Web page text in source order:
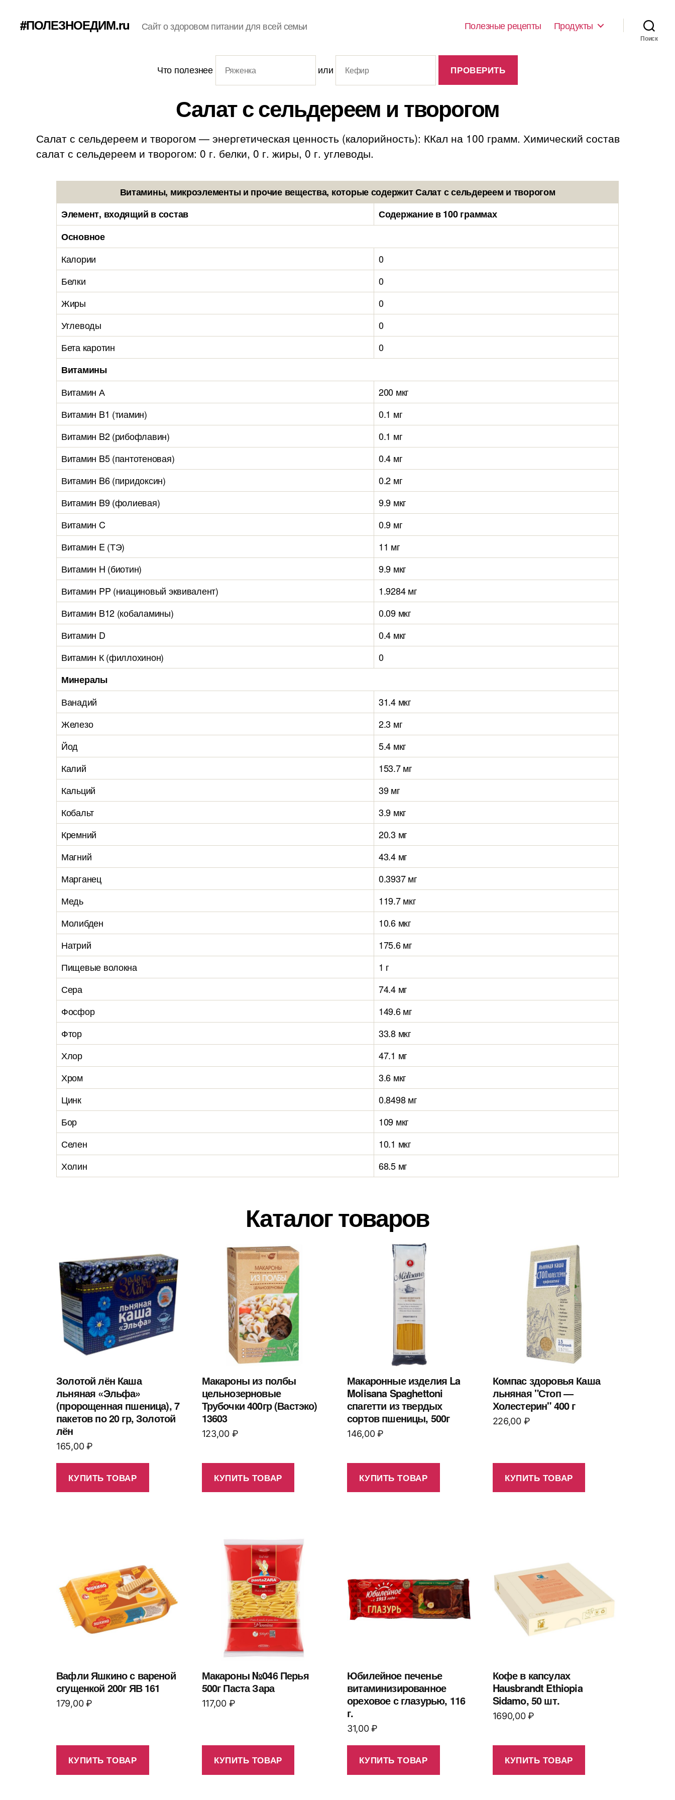
#ПОЛЕЗНОЕДИМ.ru Сайт о здоровом питании для всей семьи Полезные рецепты Продукты
Поиск
Что полезнее или
Салат с сельдереем и творогом
Салат с сельдереем и творогом — энергетическая ценность (калорийность): ККал на 100 грамм. Химический состав
салат с сельдереем и творогом: 0 г. белки, 0 г. жиры, 0 г. углеводы.
Витамины, микроэлементы и прочие вещества, которые содержит Салат с сельдереем и творогом
Элемент, входящий в состав
Содержание в 100 граммах
Основное
Калории
0
Белки
0
Жиры
0
Углеводы
0
Бета каротин
0
Витамины
Витамин А
200 мкг
Витамин B1 (тиамин)
0.1 мг
Витамин B2 (рибофлавин)
0.1 мг
Витамин B5 (пантотеновая)
0.4 мг
Витамин B6 (пиридоксин)
0.2 мг
Витамин B9 (фолиевая)
9.9 мкг
Витамин C
0.9 мг
Витамин E (ТЭ)
11 мг
Витамин H (биотин)
9.9 мкг
Витамин PP (ниациновый эквивалент)
1.9284 мг
Витамин B12 (кобаламины)
0.09 мкг
Витамин D
0.4 мкг
Витамин К (филлохинон)
0
Минералы
Ванадий
31.4 мкг
Железо
2.3 мг
Йод
5.4 мкг
Калий
153.7 мг
Кальций
39 мг
Кобальт
3.9 мкг
Кремний
20.3 мг
Магний
43.4 мг
Марганец
0.3937 мг
Медь
119.7 мкг
Молибден
10.6 мкг
Натрий
175.6 мг
Пищевые волокна
1 г
Сера
74.4 мг
Фосфор
149.6 мг
Фтор
33.8 мкг
Хлор
47.1 мг
Хром
3.6 мкг
Цинк
0.8498 мг
Бор
109 мкг
Селен
10.1 мкг
Холин
68.5 мг
Каталог товаров
Золотой лён Каша
льняная «Эльфа»
(пророщенная пшеница), 7
пакетов по 20 гр, Золотой
лён
165,00₽
КУПИТЬ ТОВАР
Макароны из полбы
цельнозерновые
Трубочки 400гр (Вастэко)
13603
123,00 ₽
КУПИТЬ ТОВАР
Макаронные изделия La
Molisana Spaghettoni
спагетти из твердых
сортов пшеницы, 500г
146,00₽
КУПИТЬ ТОВАР
Компас здоровья Каша
льняная "Стоп —
Холестерин" 400 г
226,00 ₽
КУПИТЬ ТОВАР
Вафли Яшкино с вареной
сгущенкой 200г ЯВ 161
179,00₽
КУПИТЬ ТОВАР
Макароны №046 Перья
500г Паста Зара
117,00 ₽
КУПИТЬ ТОВАР
Юбилейное печенье
витаминизированное
ореховое с глазурью, 116
г.
31,00₽
КУПИТЬ ТОВАР
Кофе в капсулах
Hausbrandt Ethiopia
Sidamo, 50 шт.
1690,00₽
КУПИТЬ ТОВАР